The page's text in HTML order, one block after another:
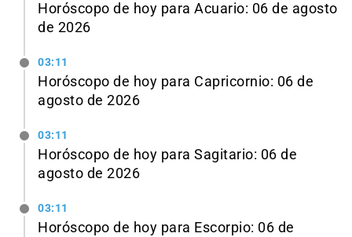
Horóscopo de hoy para Acuario: 06 de agosto
de 2026
03:11
Horóscopo de hoy para Capricornio: 06 de
agosto de 2026
03:11
Horóscopo de hoy para Sagitario: 06 de
agosto de 2026
03:11
Horóscopo de hoy para Escorpio: 06 de